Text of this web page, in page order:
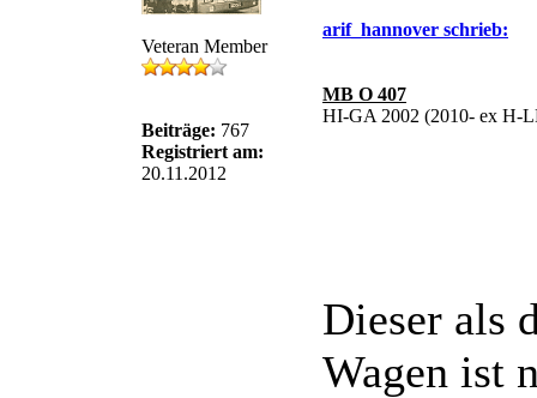
Veteran Member
Beiträge: 767
Registriert am:
20.11.2012
arif_hannover schrieb:
MB O 407
HI-GA 2002 (2010- ex H-
Dieser als
Wagen ist